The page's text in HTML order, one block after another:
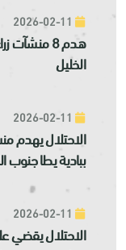
هدم 8
الخليل
الاحتلال يهدم
ببادية يطا جنوب
الاحتلال يقضي